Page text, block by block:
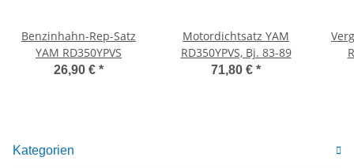
Benzinhahn-Rep-Satz
YAM RD350YPVS
26,90 € *
Motordichtsatz YAM
RD350YPVS, Bj. 83-89
71,80 € *
Kategorien